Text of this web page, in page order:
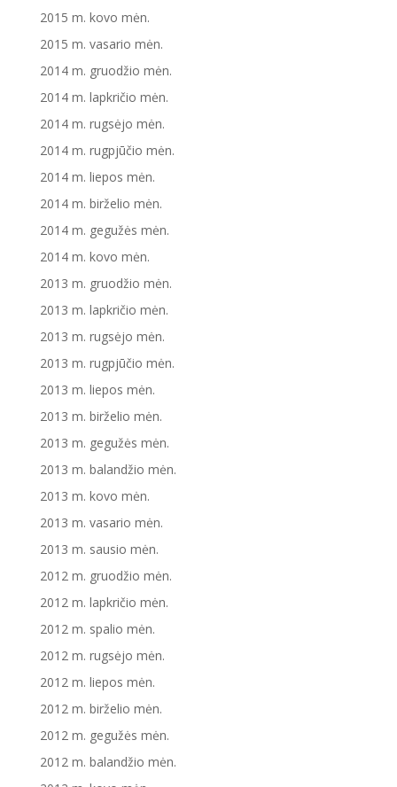
2015 m. kovo mėn.
2015 m. vasario mėn.
2014 m. gruodžio mėn.
2014 m. lapkričio mėn.
2014 m. rugsėjo mėn.
2014 m. rugpjūčio mėn.
2014 m. liepos mėn.
2014 m. birželio mėn.
2014 m. gegužės mėn.
2014 m. kovo mėn.
2013 m. gruodžio mėn.
2013 m. lapkričio mėn.
2013 m. rugsėjo mėn.
2013 m. rugpjūčio mėn.
2013 m. liepos mėn.
2013 m. birželio mėn.
2013 m. gegužės mėn.
2013 m. balandžio mėn.
2013 m. kovo mėn.
2013 m. vasario mėn.
2013 m. sausio mėn.
2012 m. gruodžio mėn.
2012 m. lapkričio mėn.
2012 m. spalio mėn.
2012 m. rugsėjo mėn.
2012 m. liepos mėn.
2012 m. birželio mėn.
2012 m. gegužės mėn.
2012 m. balandžio mėn.